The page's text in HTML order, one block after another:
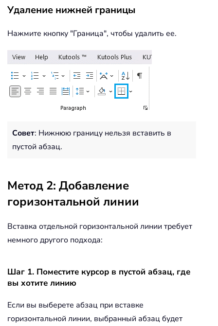
Удаление нижней границы
Нажмите кнопку "Граница", чтобы удалить ее.
Совет: Нижнюю границу нельзя вставить в
пустой абзац.
Метод 2: Добавление
горизонтальной линии
Вставка отдельной горизонтальной линии требует
немного другого подхода:
Шаг 1. Поместите курсор в пустой абзац, где
вы хотите линию
Если вы выберете абзац при вставке
горизонтальной линии, выбранный абзац будет